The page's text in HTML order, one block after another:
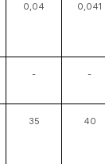
0,04 0,041
- -
35 40